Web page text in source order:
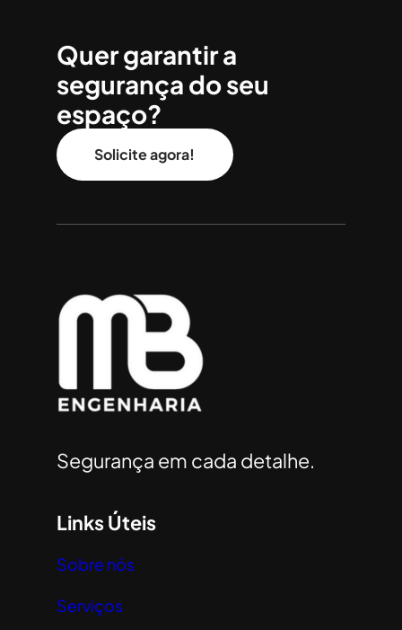
Quer garantir a
segurança do seu
espaço?
Solicite agora!
Segurança em cada detalhe.
Links Úteis
Sobre nós
Serviços